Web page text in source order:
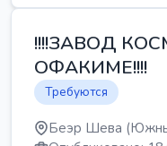
!!!!ЗАВОД
ОФАКИМЕ!!!!
Требуются
Беэр Шева